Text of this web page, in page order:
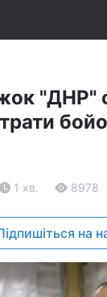
"ДНР"
1 хв. 8978
на